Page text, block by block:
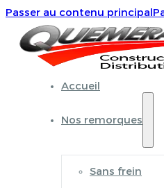
Passer au contenu principal
Accueil
Nos remorques
Sans frein